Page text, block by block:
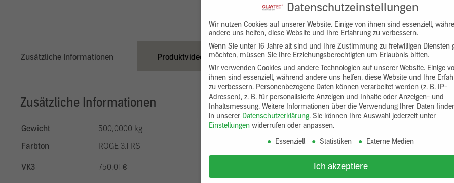
Zusätzliche Informationen Produktvideo Downloads Produktbeschreibung
Zusätzliche Informationen
Gewicht
500,0000 kg
Farbton
ROGE 3.1 RS
VK3 750,01 €
Datenschutzeinstellungen
Wir nutzen Cookies auf unserer Website. Einige von ihnen sind essenziell,
andere uns helfen, diese Website und Ihre Erfahrung zu verbessern.
Wenn Sie unter 16 Jahre alt sind und Ihre Zustimmung zu freiwilligen Diensten
möchten, müssen Sie Ihre Erziehungsberechtigten um Erlaubnis bitten.
Wir verwenden Cookies und andere Technologien auf unserer Website. Einige
ihnen sind essenziell, während andere uns helfen, diese Website und Ihre
zu verbessern. Personenbezogene Daten können verarbeitet werden (z. B. IP-
Adressen), z. B. für personalisierte Anzeigen und Inhalte oder Anzeigen- und
Inhaltsmessung. Weitere Informationen über die Verwendung Ihrer Daten
in unserer Datenschutzerklärung. Sie können Ihre Auswahl jederzeit unter
Einstellungen widerrufen oder anpassen.
Essenziell
Statistiken Externe Medien
Ich akzeptiere